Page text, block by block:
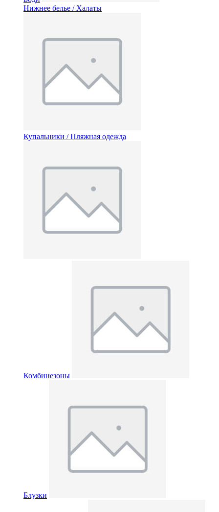
Нижнее белье / Халаты
Купальники / Пляжная одежда
Комбинезоны
Блузки